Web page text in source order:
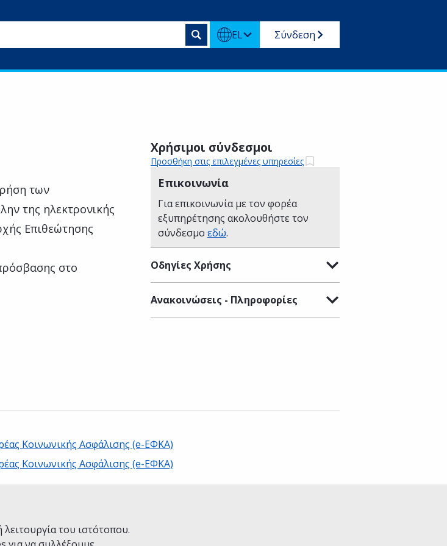
του ιστότοπου.
EL Σύνδεση
των
της ηλεκτρονικής
Επιθεώτησης
στο
Χρήσιμοι σύνδεσμοι
Προσθήκη στις επιλεγμένες υπηρεσίες
Επικοινωνία
Για επικοινωνία με τον φορέα
εξυπηρέτησης ακολουθήστε τον
σύνδεσμο εδώ.
Οδηγίες Χρήσης
Ανακοινώσεις - Πληροφορίες
Κοινωνικής Ασφάλισης (e-ΕΦΚΑ)
Κοινωνικής Ασφάλισης (e-ΕΦΚΑ)